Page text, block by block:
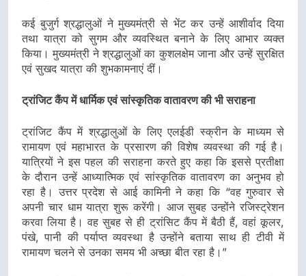
कई बुजुर्ग श्रद्धालुओं ने मुख्यमंत्री से भेंट कर उन्हें आशीर्वाद दिया
तथा यात्रा को सुगम और व्यवस्थित बनाने के लिए आभार व्यक्त
किया। मुख्यमंत्री ने श्रद्धालुओं का कुशलक्षेम जाना और उन्हें सुरक्षित
एवं सुखद यात्रा की शुभकामनाएं दीं।
ट्रांजिट कैंप में धार्मिक एवं सांस्कृतिक वातावरण की भी सराहना
ट्रांजिट कैंप में श्रद्धालुओं के लिए एलईडी स्क्रीन के माध्यम से
रामायण एवं महाभारत के प्रसारण की विशेष व्यवस्था की गई है।
यात्रियों ने इस पहल की सराहना करते हुए कहा कि इससे प्रतीक्षा
के दौरान उन्हें आध्यात्मिक एवं सांस्कृतिक वातावरण का अनुभव हो
रहा है। उत्तर प्रदेश से आई कामिनी ने कहा कि “वह गुरुवार से
अपनी चार धाम यात्रा शुरू करेंगी। आज सुबह उन्होंने रजिस्ट्रेशन
करवा लिया है। वह सुबह से ही ट्रांसिट कैंप में बैठी हैं, वहां कूलर,
पंखे, पानी की पर्याप्त व्यवस्था है उन्होंने बताया साथ ही टीवी में
रामायण चलने से उनका समय भी अच्छा बीत रहा है।”